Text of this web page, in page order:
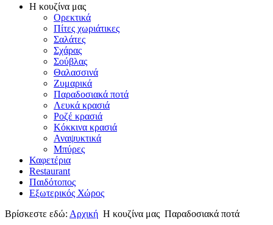
Η κουζίνα μας
Ορεκτικά
Πίτες χωριάτικες
Σαλάτες
Σχάρας
Σούβλας
Θαλασσινά
Ζυμαρικά
Παραδοσιακά ποτά
Λευκά κρασιά
Ροζέ κρασιά
Κόκκινα κρασιά
Αναψυκτικά
Μπύρες
Καφετέρια
Restaurant
Παιδότοπος
Εξωτερικός Χώρος
Βρίσκεστε εδώ: Αρχική Η κουζίνα μας Παραδοσιακά ποτά